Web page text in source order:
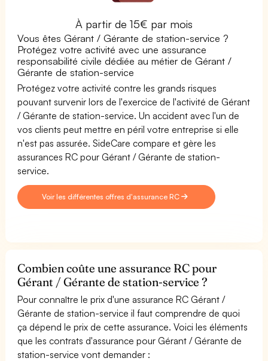
À partir de 15€ par mois
Vous êtes Gérant / Gérante de station-service ?
Protégez votre activité avec une assurance
responsabilité civile dédiée au métier de Gérant /
Gérante de station-service
Protégez votre activité contre les grands risques
pouvant survenir lors de l'exercice de l'activité de Gérant
/ Gérante de station-service. Un accident avec l'un de
vos clients peut mettre en péril votre entreprise si elle
n'est pas assurée. SideCare compare et gère les
assurances RC pour Gérant / Gérante de station-
service.
Voir les différentes offres d'assurance RC
Combien coûte une assurance RC pour
Gérant / Gérante de station-service ?
Pour connaître le prix d'une assurance RC Gérant /
Gérante de station-service il faut comprendre de quoi
ça dépend le prix de cette assurance. Voici les éléments
que les contrats d'assurance pour Gérant / Gérante de
station-service vont demander :